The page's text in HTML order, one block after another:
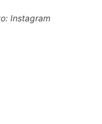
Instagram